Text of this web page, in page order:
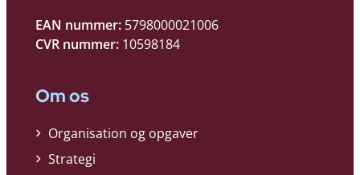
EAN nummer: 5798000021006
CVR nummer: 10598184
Om os
Organisation og opgaver
Strategi